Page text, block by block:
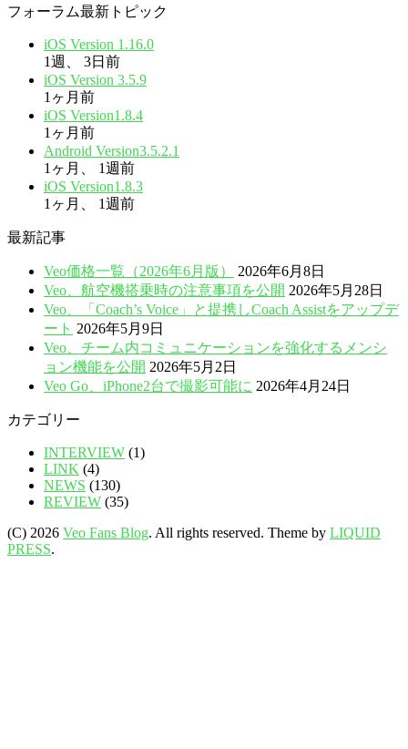
フォーラム最新トピック
iOS Version 1.16.0
1週、 3日前
iOS Version 3.5.9
1ヶ月前
iOS Version1.8.4
1ヶ月前
Android Version3.5.2.1
1ヶ月、 1週前
iOS Version1.8.3
1ヶ月、 1週前
最新記事
Veo価格一覧（2026年6月版）
2026年6月8日
Veo、航空機搭乗時の注意事項を公開 2026年5月28日
Veo、「Coach’s Voice」と提携しCoach Assistをアップデ
ート 2026年5月9日
Veo、チーム内コミュニケーションを強化するメンシ
ョン機能を公開 2026年5月2日
Veo Go、iPhone2台で撮影可能に 2026年4月24日
カテゴリー
INTERVIEW (1)
LINK (4)
NEWS (130)
REVIEW (35)
(C) 2026 Veo Fans Blog. All rights reserved. Theme by LIQUID
PRESS.